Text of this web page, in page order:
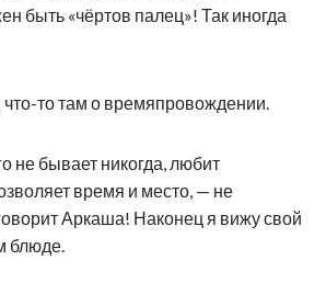
быть «чёртов палец»! Так иногда
что-то там о времяпровождении.
не бывает никогда, любит
время и место, — не
Аркаша! Наконец я вижу свой
блюде.